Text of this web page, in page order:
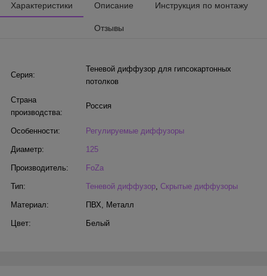
Характеристики Описание Инструкция по монтажу
Отзывы
Серия:
Теневой диффузор для гипсокартонных
потолков
Страна
производства:
Россия
Особенности: Регулируемые диффузоры
Диаметр: 125
Производитель: FoZa
Тип: Теневой диффузор, Скрытые диффузоры
Материал: ПВХ, Металл
Цвет: Белый